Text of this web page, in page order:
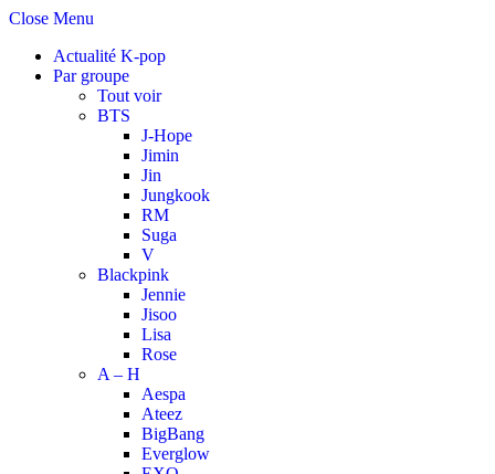
Close Menu
Actualité K-pop
Par groupe
Tout voir
BTS
J-Hope
Jimin
Jin
Jungkook
RM
Suga
V
Blackpink
Jennie
Jisoo
Lisa
Rose
A – H
Aespa
Ateez
BigBang
Everglow